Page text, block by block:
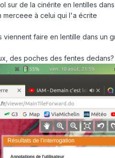
sur de la cinérite en lentilles
merceee à celui qui l'a écrite
faire en lentille dans un
des poches des fentes